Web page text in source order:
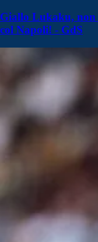
Giallo Lukaku, non
col Napoli! - GdS